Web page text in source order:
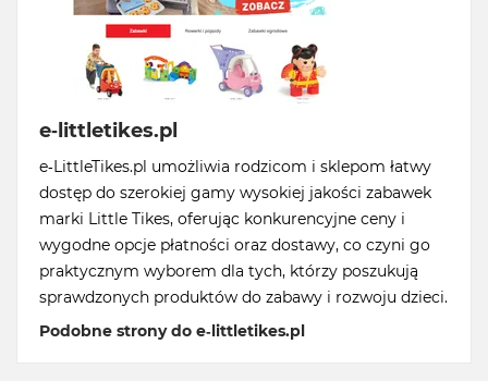
e-littletikes.pl
e-LittleTikes.pl umożliwia rodzicom i sklepom łatwy
dostęp do szerokiej gamy wysokiej jakości zabawek
marki Little Tikes, oferując konkurencyjne ceny i
wygodne opcje płatności oraz dostawy, co czyni go
praktycznym wyborem dla tych, którzy poszukują
sprawdzonych produktów do zabawy i rozwoju dzieci.
Podobne strony do e-littletikes.pl